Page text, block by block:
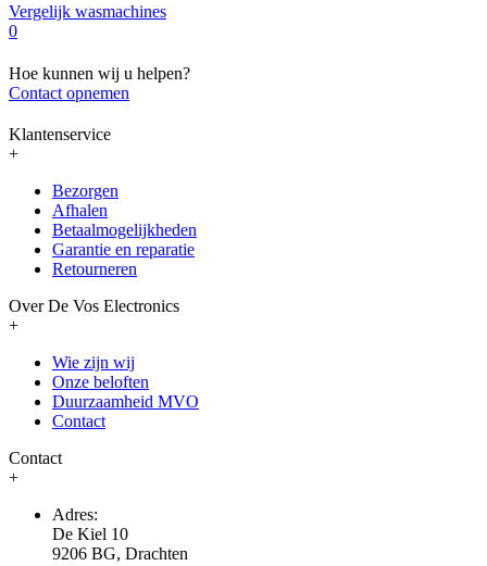
Vergelijk wasmachines
0
Hoe kunnen wij u helpen?
Contact opnemen
Klantenservice
+
Bezorgen
Afhalen
Betaalmogelijkheden
Garantie en reparatie
Retourneren
Over De Vos Electronics
+
Wie zijn wij
Onze beloften
Duurzaamheid MVO
Contact
Contact
+
Adres:
De Kiel 10
9206 BG, Drachten